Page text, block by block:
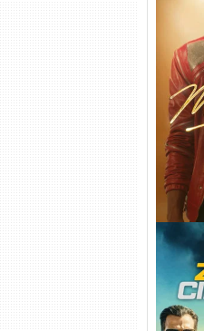
DL